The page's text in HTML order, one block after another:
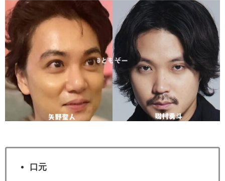
口元